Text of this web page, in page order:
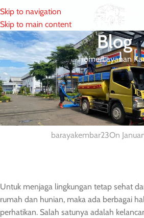
Skip to navigation
Skip to main content
MENU
Blog
Home Layanan
LAYANAN KAMI
Layanan Sedot WC
Johar Baru dan
barayakembar23On
Untuk menjaga lingkungan tetap sehat
rumah dan hunian, maka ada berbagai
perhatikan. Salah satunya adalah